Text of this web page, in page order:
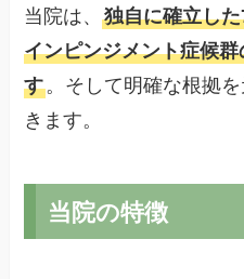
当院は、独自に確立し
インピンジメント症候
す。そして明確な根拠
きます。
当院の特徴